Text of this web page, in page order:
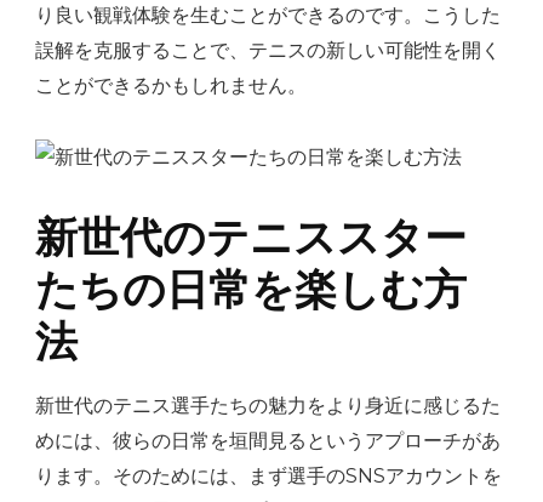
り良い観戦体験を生むことができるのです。こうした
誤解を克服することで、テニスの新しい可能性を開く
ことができるかもしれません。
新世代のテニススター
たちの日常を楽しむ方
法
新世代のテニス選手たちの魅力をより身近に感じるた
めには、彼らの日常を垣間見るというアプローチがあ
ります。そのためには、まず選手のSNSアカウントを